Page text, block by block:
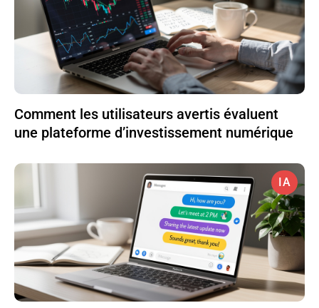
Comment les utilisateurs avertis évaluent
une plateforme d’investissement numérique
IA